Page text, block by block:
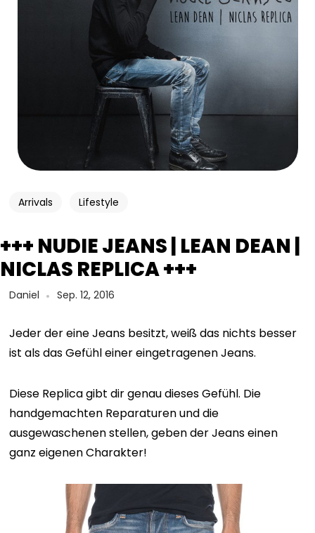
Arrivals Lifestyle
+++ NUDIE JEANS | LEAN DEAN |
NICLAS REPLICA +++
Daniel Sep. 12, 2016
Jeder der eine Jeans besitzt, weiß das nichts besser
ist als das Gefühl einer eingetragenen Jeans.
Diese Replica gibt dir genau dieses Gefühl. Die
handgemachten Reparaturen und die
ausgewaschenen stellen, geben der Jeans einen
ganz eigenen Charakter!